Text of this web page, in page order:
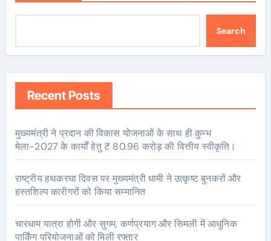
Search
Recent Posts
मुख्यमंत्री ने प्रदान की विकास योजनाओं के साथ ही कुम्भ
मेला-2027 के कार्यों हेतु ₹ 80.96 करोड़ की वित्तीय स्वीकृति।
राष्ट्रीय हथकरघा दिवस पर मुख्यमंत्री धामी ने उत्कृष्ट बुनकरों और
हस्तशिल्प कारीगरों को किया सम्मानित
चारधाम यात्रा होगी और सुगम, कर्णप्रयाग और सिमली में आधुनिक
पार्किंग परियोजनाओं को मिली रफ्तार